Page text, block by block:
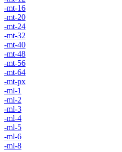
-mt-16
-mt-20
-mt-24
-mt-32
-mt-40
-mt-48
-mt-56
-mt-64
-mt-px
-ml-1
-ml-2
-ml-3
-ml-4
-ml-5
-ml-6
-ml-8